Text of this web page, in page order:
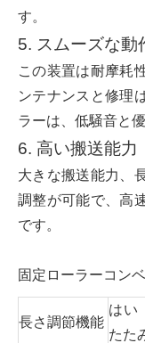
す。
5. スムーズな動
この装置は耐摩耗
ンテナンスと修理
ラーは、低騒音と
6. 高い搬送能力
大きな搬送能力、
調整が可能で、高
です。
固定ローラーコン
長さ調節機能
はい
たた